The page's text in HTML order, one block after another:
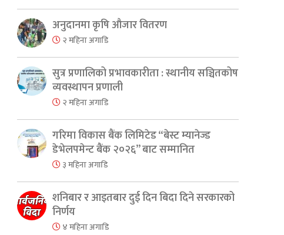
अनुदानमा कृषि औजार वितरण
२ महिना अगाडि
सुत्र प्रणालिको प्रभावकारीता : स्थानीय सञ्चितकोष
व्यवस्थापन प्रणाली
२ महिना अगाडि
गरिमा विकास बैंक लिमिटेड “बेस्ट म्यानेज्ड
डेभेलपमेन्ट बैंक २०२६” बाट सम्मानित
३ महिना अगाडि
शनिबार र आइतबार दुई दिन बिदा दिने सरकारको
निर्णय
४ महिना अगाडि